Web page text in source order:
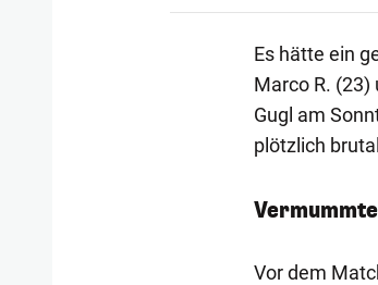
Es hätte ein
Marco R.
Gugl am
plötzlich
Vor dem